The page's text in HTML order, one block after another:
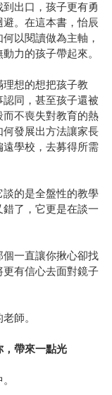
出口，孩子更有勇
。在這本書，怡辰
以閱讀做為主軸，
力的孩子帶起來。
想的想把孩子教
同，甚至孩子還被
不喪失對教育的熱
發展出方法讓家長
學校，去募得所需
的是全盤性的教學
了，它更是在談一
一直讓你揪心卻找
有信心去面對鏡子
師。
，帶來一點光